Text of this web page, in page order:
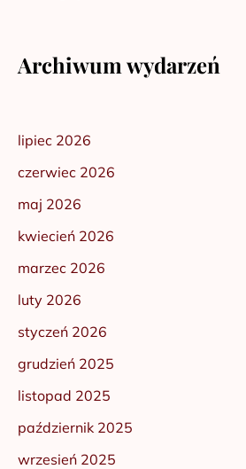
Archiwum wydarzeń
lipiec 2026
czerwiec 2026
maj 2026
kwiecień 2026
marzec 2026
luty 2026
styczeń 2026
grudzień 2025
listopad 2025
październik 2025
wrzesień 2025